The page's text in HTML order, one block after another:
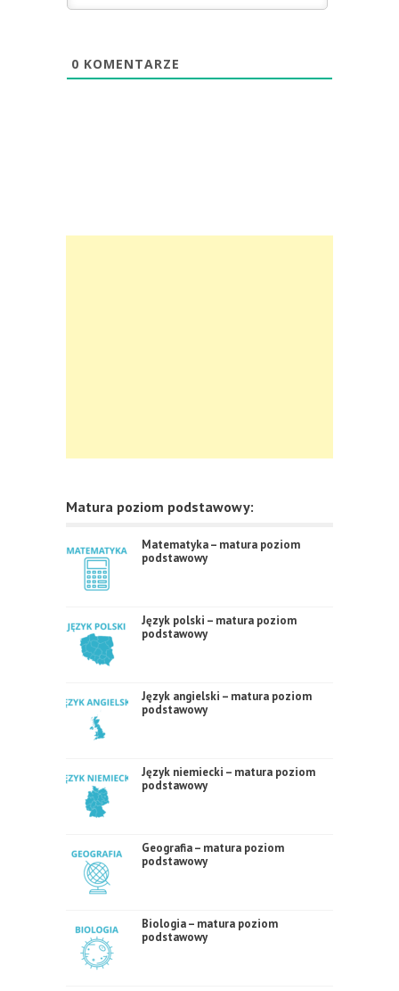
0 KOMENTARZE
Matura poziom podstawowy:
Matematyka – matura poziom
podstawowy
Język polski – matura poziom
podstawowy
Język angielski – matura poziom
podstawowy
Język niemiecki – matura poziom
podstawowy
Geografia – matura poziom
podstawowy
Biologia – matura poziom
podstawowy